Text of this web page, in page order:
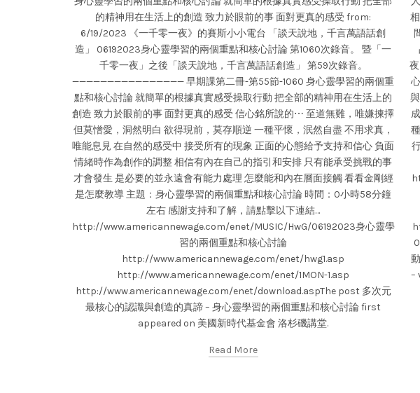
的精神用在生活上的創造 致力於眼前的事 面對更真的感受 from:
6/19/2023 《一千零一夜》的賽斯小小電台 「談天說地，千言萬語話創
造」 06192023身心靈學習的兩個重點和核心討論 第1060次錄音。 暨「一
千零一夜」之後「談天說地，千言萬語話創造」 第59次錄音。
———————————————— 早期課第二冊-第55節-1060 身心靈學習的兩個重
點和核心討論 就簡單的根據真實感受操取行動 把全部的精神用在生活上的
創造 致力於眼前的事 面對更真的感受 信心銘所說的⋯ 至道無難，唯嫌揀擇
但莫憎愛，洞然明白 欲得現前，莫存順逆 一種平懷，泯然自盡 不用求真，
唯能息見 在自然的感受中 接受所有的現象 正面的心態給予支持和信心 負面
情緒時作為創作的調整 相信有內在自己的指引和安排 只有能承受挑戰的事
才會發生 是必要的並永遠會有能力處理 怎麼能和內在層面接觸 看看金剛經
是怎麼教導 主題：身心靈學習的兩個重點和核心討論 時間：0小時58分鐘
左右 感謝支持和了解，請點擊以下連結…
http://www.americannewage.com/enet/MUSIC/HwG/06192023身心靈學
習的兩個重點和核心討論
http://www.americannewage.com/enet/hwg1.asp
http://www.americannewage.com/enet/1MON-1.asp
http://www.americannewage.com/enet/download.aspThe post 多次元
最核心的認識與創造的真諦 – 身心靈學習的兩個重點和核心討論 first
appeared on 美國新時代基金會 洛杉磯講堂.
Read More
–